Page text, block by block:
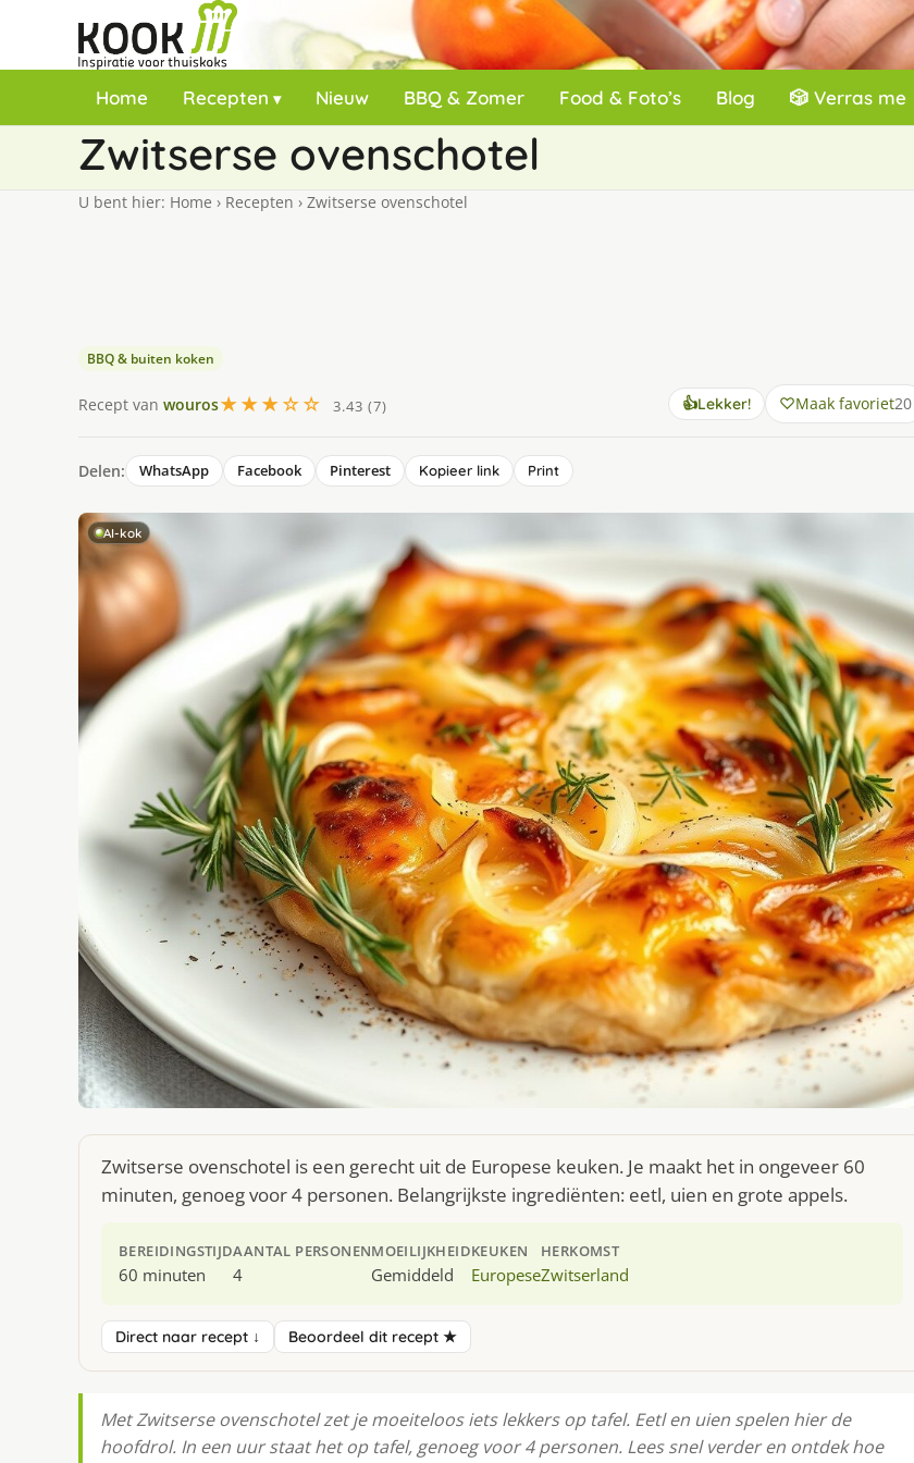
Home Recepten Nieuw BBQ & Zomer Food & Foto’s Blog 🎲 Verras me
Zwitserse ovenschotel
U bent hier: Home › Recepten › Zwitserse ovenschotel
BBQ & buiten koken
Recept van wouros★★★☆☆ 3.43 (7) 👍Lekker! Maak favoriet20
Delen: WhatsApp Facebook Pinterest Kopieer link Print
AI-kok
Zwitserse ovenschotel is een gerecht uit de Europese keuken. Je maakt het in ongeveer 60
minuten, genoeg voor 4 personen. Belangrijkste ingrediënten: eetl, uien en grote appels.
BEREIDINGSTIJD
60 minuten
AANTAL PERSONEN
4
MOEILIJKHEID
Gemiddeld
KEUKEN
Europese
HERKOMST
Zwitserland
Direct naar recept ↓ Beoordeel dit recept ★
Met Zwitserse ovenschotel zet je moeiteloos iets lekkers op tafel. Eetl en uien spelen hier de
hoofdrol. In een uur staat het op tafel, genoeg voor 4 personen. Lees snel verder en ontdek hoe